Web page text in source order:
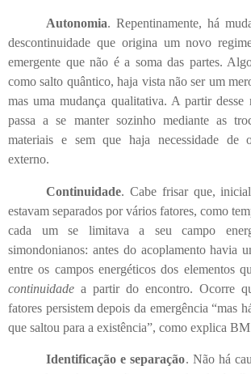
Autonomia. Repentinamente, há
descontinuidade que origina um novo
emergente que não é a soma das partes.
como salto quântico, haja vista não ser um
mas uma mudança qualitativa. A partir desse
passa a se manter sozinho mediante as
materiais e sem que haja necessidade de
externo.
Continuidade. Cabe frisar que,
estavam separados por vários fatores, como
cada um se limitava a seu campo
simondonianos: antes do acoplamento havia
entre os campos energéticos dos elementos
continuidade a partir do encontro. Ocorre
fatores persistem depois da emergência “mas
que saltou para a existência”, como explica
Identificação e separação. Não há